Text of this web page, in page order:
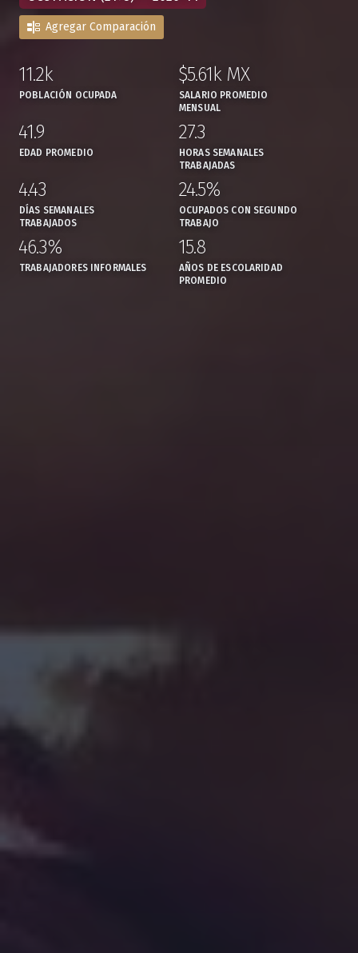
Agregar Comparación
11.2k,
POBLACIÓN OCUPADA
$5.61k MX,
SALARIO PROMEDIO
MENSUAL
41.9
EDAD PROMEDIO
27.3
HORAS SEMANALES
TRABAJADAS
4.43
DÍAS SEMANALES
TRABAJADOS
24.5%
OCUPADOS CON SEGUNDO
TRABAJO
46.3%
TRABAJADORES INFORMALES
15.8
AÑOS DE ESCOLARIDAD
PROMEDIO